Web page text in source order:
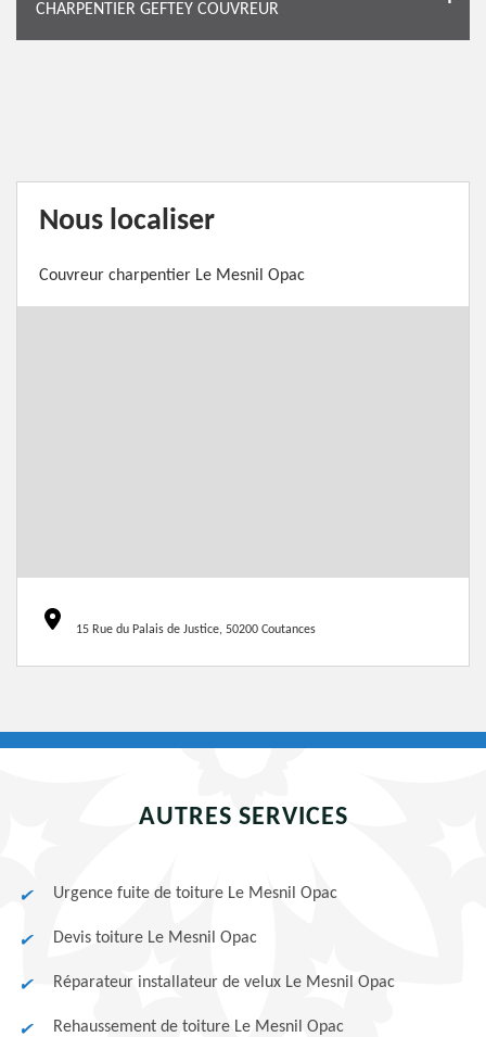
CHARPENTIER GEFTEY COUVREUR
Nous localiser
Couvreur charpentier Le Mesnil Opac
15 Rue du Palais de Justice, 50200 Coutances
AUTRES SERVICES
Urgence fuite de toiture Le Mesnil Opac
Devis toiture Le Mesnil Opac
Réparateur installateur de velux Le Mesnil Opac
Rehaussement de toiture Le Mesnil Opac